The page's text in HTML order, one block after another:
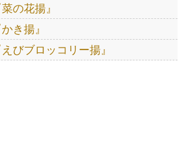
の花揚』
き揚』
びブロッコリー揚』